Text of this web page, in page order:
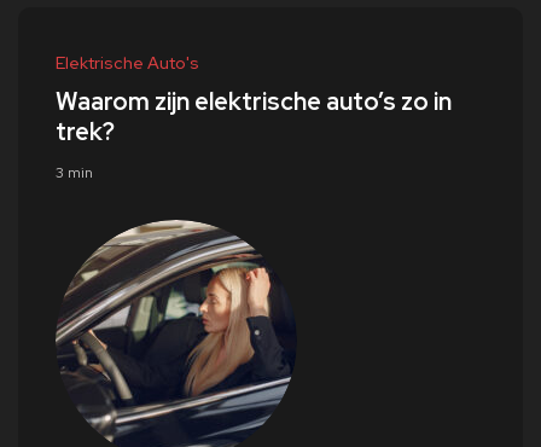
Elektrische Auto's
Waarom zijn elektrische auto’s zo in
trek?
3 min